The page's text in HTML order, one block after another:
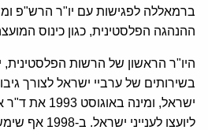
ברמאללה לפגישות עם יו"ר הרש"פ
ההנהגה הפלסטינית, כגון כינוס
היו"ר הראשון של הרשות
בשירותים של ערביי ישראל לצורך
ישראל, ומינה
ליועצו